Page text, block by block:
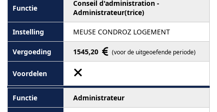
Conseil d'administration -
Administrateur(trice)
MEUSE CONDROZ LOGEMENT
1545,20 (voor de uitgeoefende periode)
Administrateur